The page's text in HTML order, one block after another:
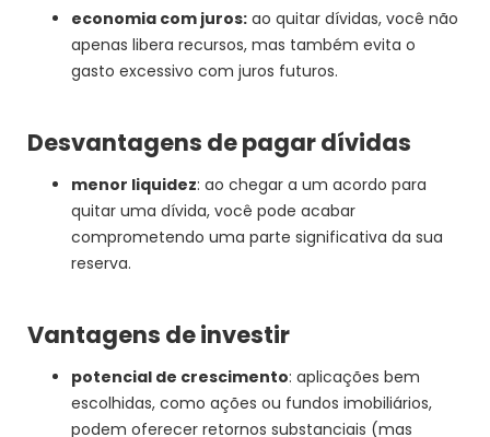
economia com juros: ao quitar dívidas, você não
apenas libera recursos, mas também evita o
gasto excessivo com juros futuros.
Desvantagens de pagar dívidas
menor liquidez: ao chegar a um acordo para
quitar uma dívida, você pode acabar
comprometendo uma parte significativa da sua
reserva.
Vantagens de investir
potencial de crescimento: aplicações bem
escolhidas, como ações ou fundos imobiliários,
podem oferecer retornos substanciais (mas